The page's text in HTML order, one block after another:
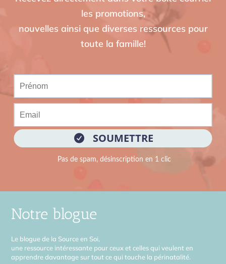
les promotions,
nouvelles ainsi que diverses ressources pour
toute la famille!
Notre blogue
Le blogue de la Source en Soi,
une ressource intéressante pour ceux et celles qui veulent en
apprendre davantage sur tout ce qui touche la périnatalité.